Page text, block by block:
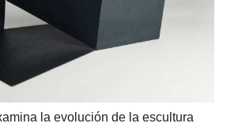
la evolución de la escultura